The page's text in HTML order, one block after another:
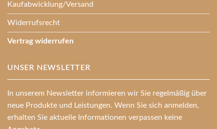
Kaufabwicklung/Versand
Widerrufsrecht
Vertrag widerrufen
UNSER NEWSLETTER
In unserem Newsletter informieren wir Sie regelmäßig über
neue Produkte und Leistungen. Wenn Sie sich anmelden,
erhalten Sie aktuelle Informationen verpassen keine